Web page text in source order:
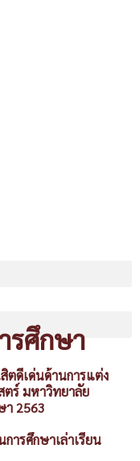
รศึกษา
ตดีเด่นด้านการแต่ง
ตร์ มหาวิทยาลัย
า 2563
ารศึกษาเล่าเรียน